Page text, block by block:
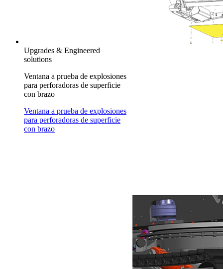
Upgrades & Engineered
solutions
Ventana a prueba de explosiones
para perforadoras de superficie
con brazo
Ventana a prueba de explosiones
para perforadoras de superficie
con brazo